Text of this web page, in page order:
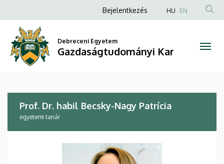
Dr.
habil
Becsky-
Nagy
Patrícia
Gazdaságtudományi
a
tartalomra
Anonim
fiók
menüje
Bejelentkezés HU EN
Debreceni Egyetem
Gazdaságtudományi Kar
Prof. Dr. habil Becsky-Nagy Patrícia
egyetemi tanár